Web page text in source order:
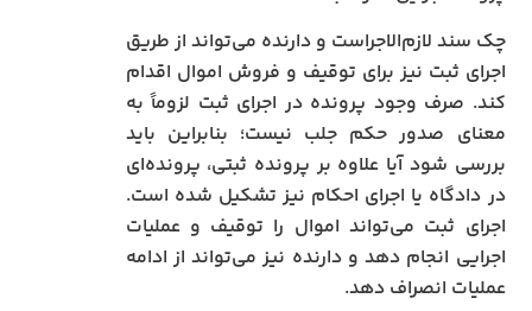
چک سند لازم‌الاجراست و دارنده می‌تواند از طریق
اجرای ثبت نیز برای توقیف و فروش اموال اقدام
کند. صرف وجود پرونده در اجرای ثبت لزوماً به
معنای صدور حکم جلب نیست؛ بنابراین باید
بررسی شود آیا علاوه بر پرونده ثبتی، پرونده‌ای
در دادگاه یا اجرای احکام نیز تشکیل شده است.
اجرای ثبت می‌تواند اموال را توقیف و عملیات
اجرایی انجام دهد و دارنده نیز می‌تواند از ادامه
عملیات انصراف دهد.